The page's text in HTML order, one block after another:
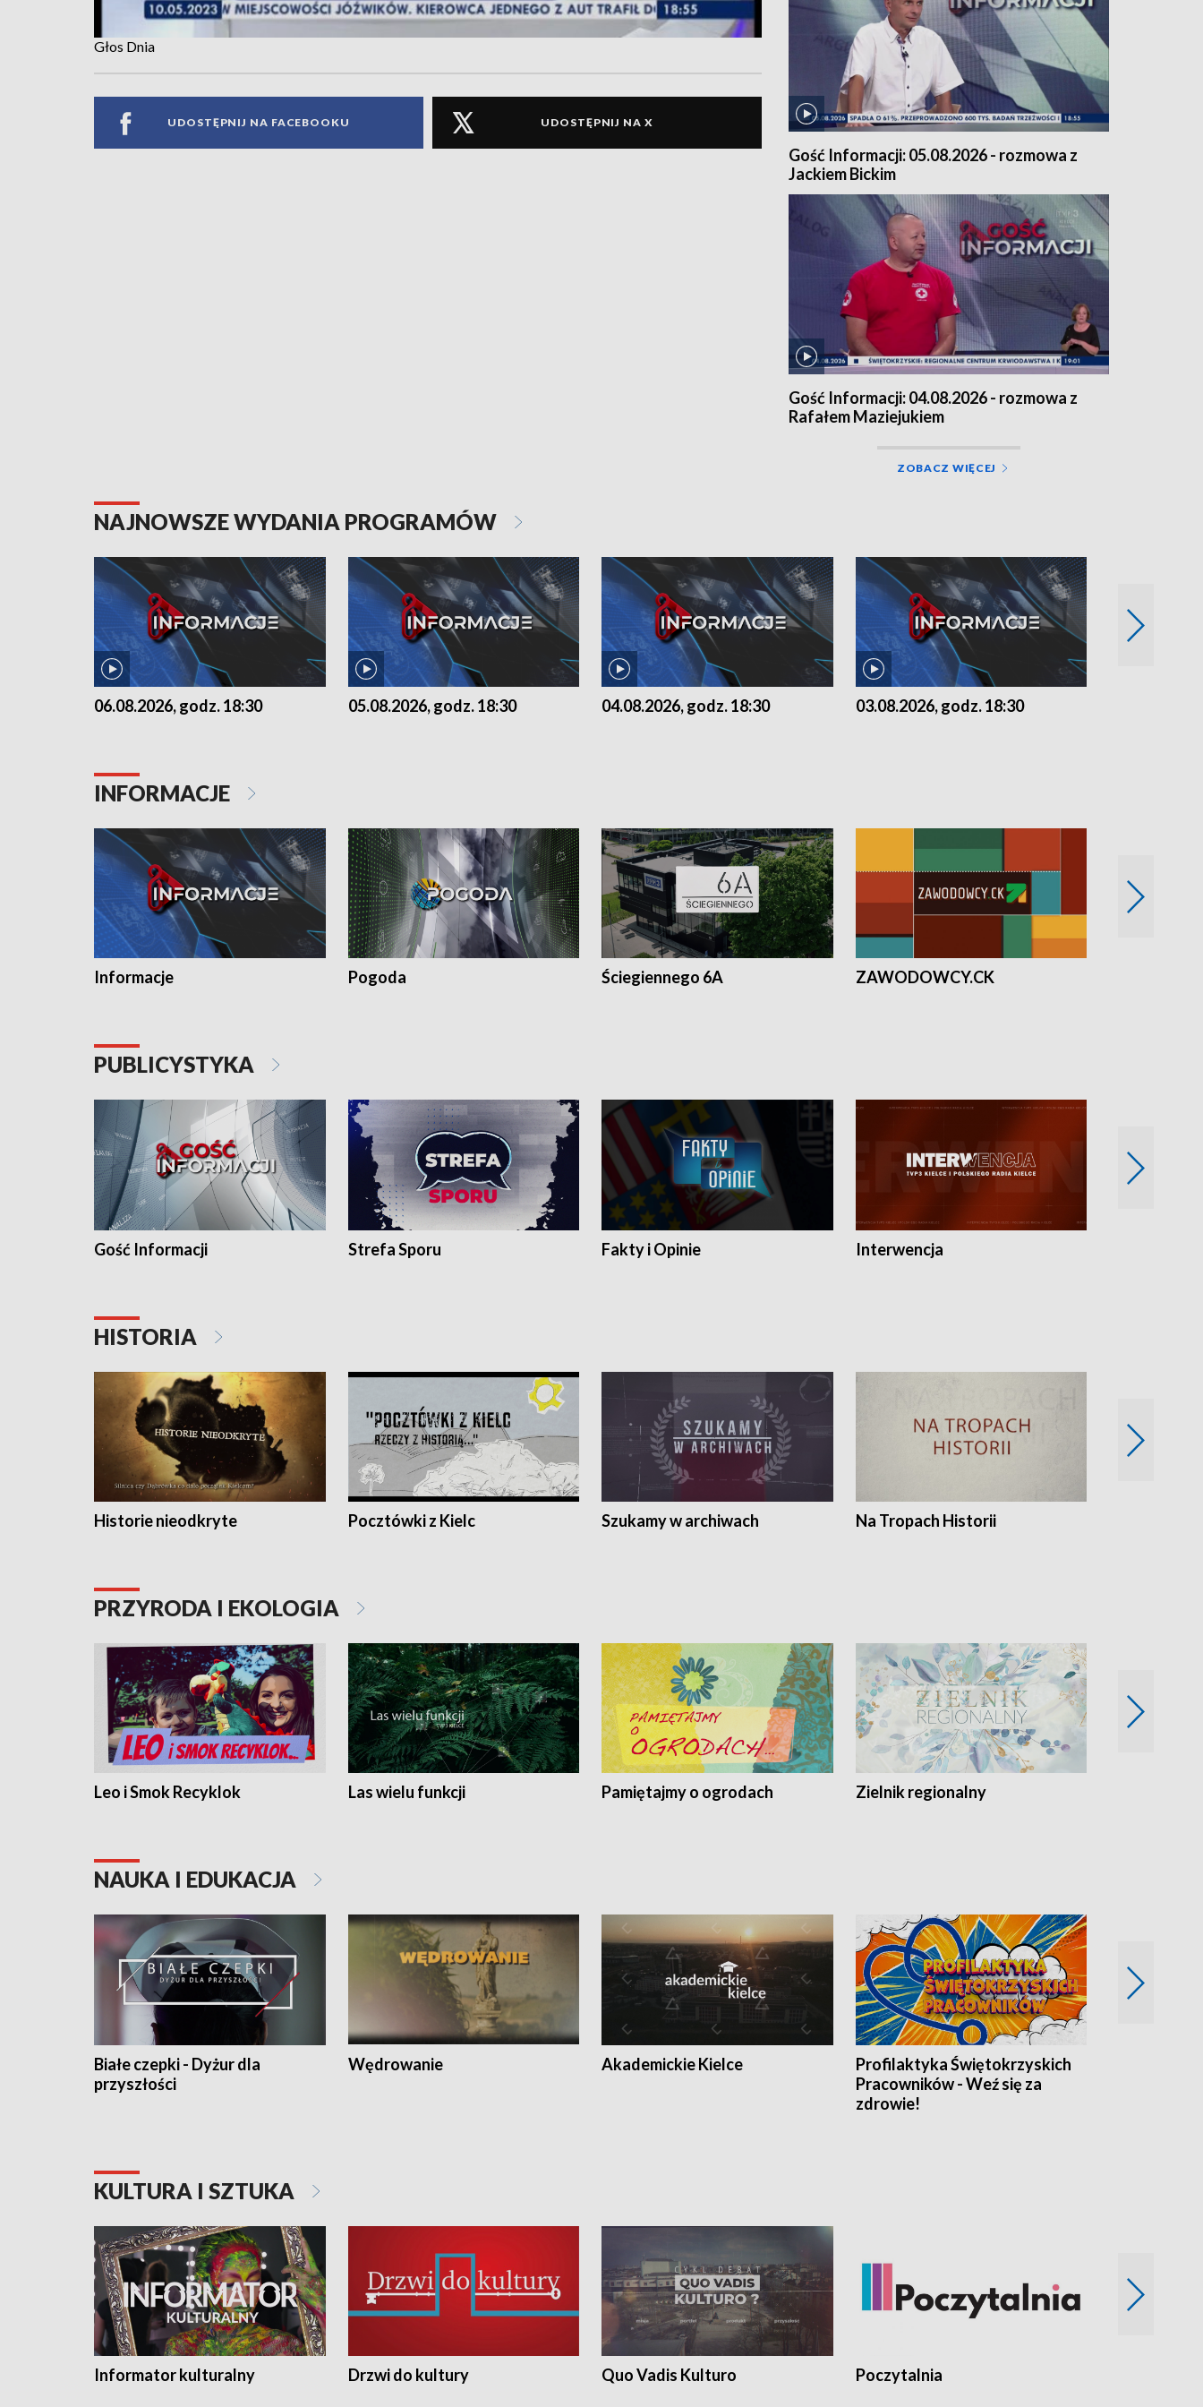
Głos Dnia
UDOSTĘPNIJ NA FACEBOOKU UDOSTĘPNIJ NA X
Gość Informacji: 05.08.2026 - rozmowa z
Jackiem Bickim
Gość Informacji: 04.08.2026 - rozmowa z
Rafałem Maziejukiem
ZOBACZ WIĘCEJ
NAJNOWSZE WYDANIA PROGRAMÓW
06.08.2026, godz. 18:30 05.08.2026, godz. 18:30 04.08.2026, godz. 18:30 03.08.2026, godz. 18:30
INFORMACJE
Informacje Pogoda Ściegiennego 6A ZAWODOWCY.CK
PUBLICYSTYKA
Gość Informacji Strefa Sporu Fakty i Opinie Interwencja
HISTORIA
Historie nieodkryte Pocztówki z Kielc Szukamy w archiwach Na Tropach Historii
PRZYRODA I EKOLOGIA
Leo i Smok Recyklok Las wielu funkcji Pamiętajmy o ogrodach Zielnik regionalny
NAUKA I EDUKACJA
Białe czepki - Dyżur dla
przyszłości
Wędrowanie Akademickie Kielce
Profilaktyka Świętokrzyskich
Pracowników - Weź się za
zdrowie!
KULTURA I SZTUKA
Informator kulturalny Drzwi do kultury Quo Vadis Kulturo Poczytalnia